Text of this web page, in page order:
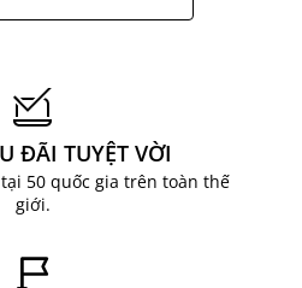
ĐÃI TUYỆT VỜI
50 quốc gia trên toàn thế
giới.